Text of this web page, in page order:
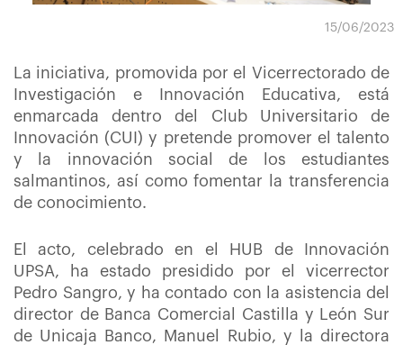
15/06/2023
La iniciativa, promovida por el Vicerrectorado de
Investigación e Innovación Educativa, está
enmarcada dentro del Club Universitario de
Innovación (CUI) y pretende promover el talento
y la innovación social de los estudiantes
salmantinos, así como fomentar la transferencia
de conocimiento.
El acto, celebrado en el HUB de Innovación
UPSA, ha estado presidido por el vicerrector
Pedro Sangro, y ha contado con la asistencia del
director de Banca Comercial Castilla y León Sur
de Unicaja Banco, Manuel Rubio, y la directora